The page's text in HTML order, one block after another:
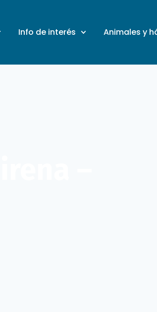
Info de interés Animales y